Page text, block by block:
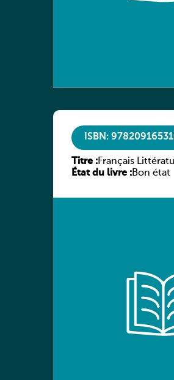
ISBN:
Titre :Français
chronologique
État du livre :Bon état